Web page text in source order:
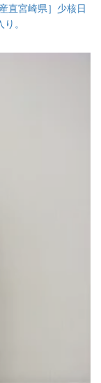
直宮崎県］少核日
。